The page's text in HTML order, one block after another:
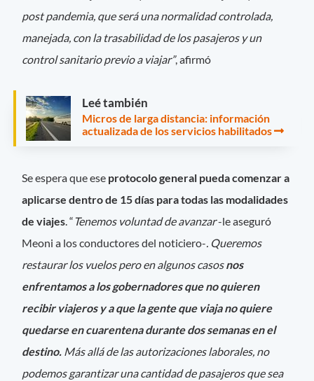
post pandemia, que será una normalidad controlada,
manejada, con la trasabilidad de los pasajeros y un
control sanitario previo a viajar”, afirmó
Leé también
Micros de larga distancia: información
actualizada de los servicios habilitados
Se espera que ese protocolo general pueda comenzar a
aplicarse dentro de 15 días para todas las modalidades
de viajes. “ Tenemos voluntad de avanzar-le aseguró
Meoni a los conductores del noticiero-. Queremos
restaurar los vuelos pero en algunos casosnos
enfrentamos a los gobernadores que no quieren
recibir viajeros y a que la gente que viaja no quiere
quedarse en cuarentena durante dos semanas en el
destino. Más allá de las autorizaciones laborales, no
podemos garantizar una cantidad de pasajeros que sea